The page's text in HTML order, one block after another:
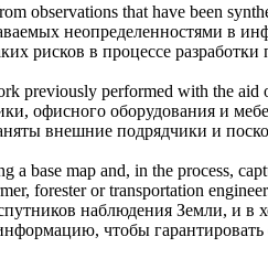
observations that have been
неопределенностями в
рисков в процессе разработки
previously performed with the aid
офисного оборудования и
внешние подрядчики и
base map and, in the process,
forester or transportation
наблюдения Земли, и в
чтобы гарантировать